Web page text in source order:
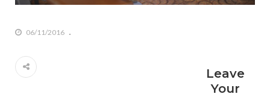
06/11/2016
Leave
Your